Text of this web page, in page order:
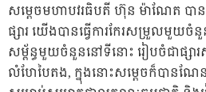
សម្ដេចមហាបវរធិបតី ហ៊ុន ម៉ាណែត បាន
ផ្សារ យើងបានធ្វើការកែរសម្រួលមួយចំនួ
សម្ព័ន្ធមួយចំនួននៅទីនោះ រៀបចំជាផ្សា
លំហែបៃតង, ក្នុងនោះសម្តេចក៏បានណែ